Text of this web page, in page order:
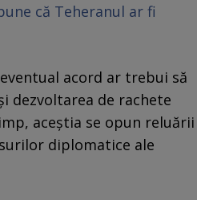
că Teheranul ar fi
acord ar trebui să
dezvoltarea de rachete
aceștia se opun reluării
diplomatice ale